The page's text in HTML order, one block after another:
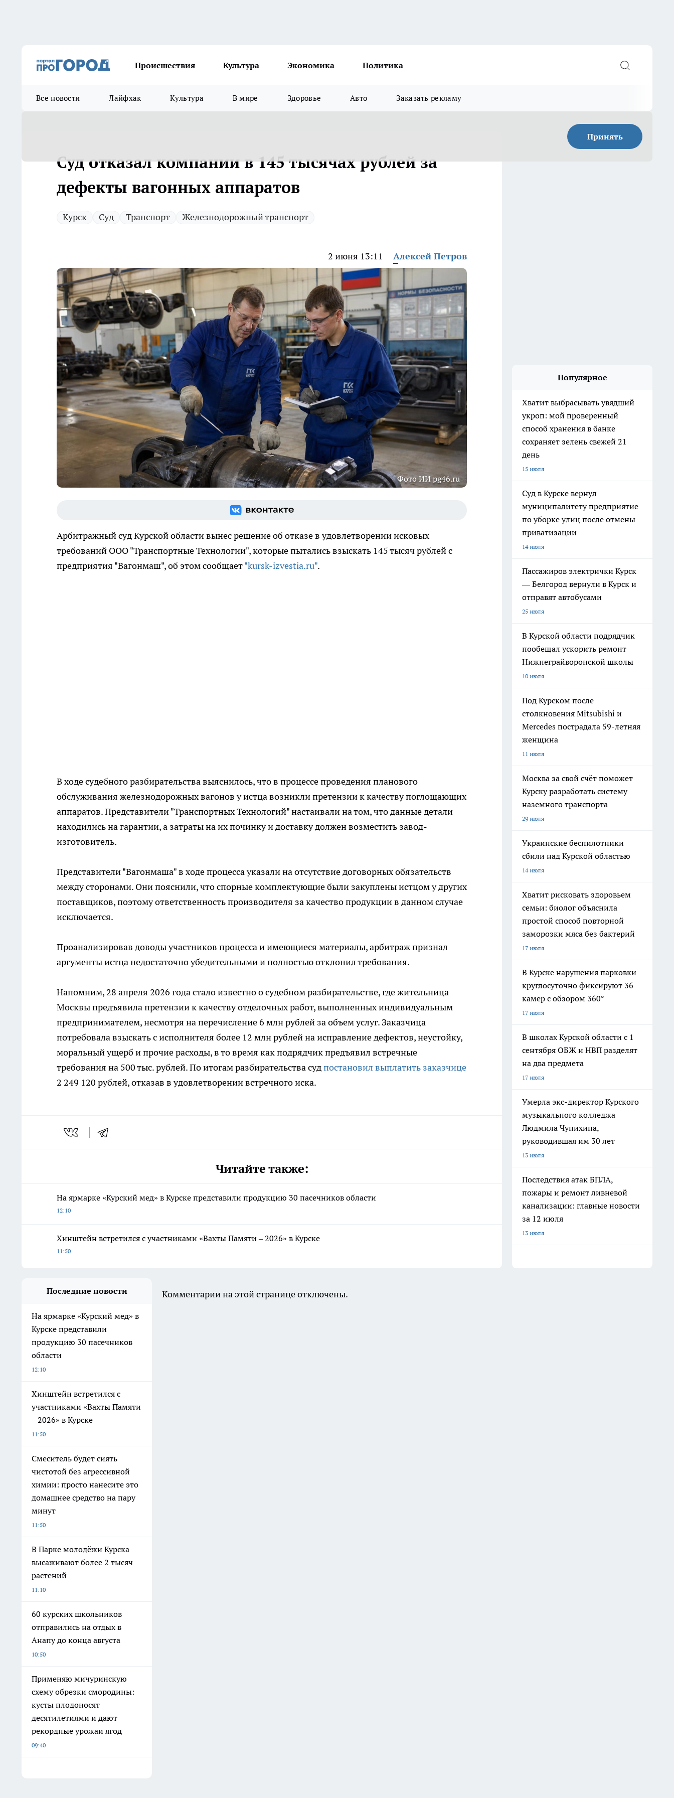
Происшествия Культура Экономика Политика
Все новости Лайфхак Культура В мире Здоровье Авто Заказать рекламу
Принять
Суд отказал компании в 145 тысячах рублей за
дефекты вагонных аппаратов
Курск Суд Транспорт Железнодорожный транспорт
2 июня 13:11 Алексей Петров
Фото ИИ pg46.ru
Арбитражный суд Курской области вынес решение об отказе в удовлетворении исковых
требований ООО "Транспортные Технологии", которые пытались взыскать 145 тысяч рублей с
предприятия "Вагонмаш", об этом сообщает"kursk-izvestia.ru".
В ходе судебного разбирательства выяснилось, что в процессе проведения планового
обслуживания железнодорожных вагонов у истца возникли претензии к качеству поглощающих
аппаратов. Представители "Транспортных Технологий" настаивали на том, что данные детали
находились на гарантии, а затраты на их починку и доставку должен возместить завод-
изготовитель.
Представители "Вагонмаша" в ходе процесса указали на отсутствие договорных обязательств
между сторонами. Они пояснили, что спорные комплектующие были закуплены истцом у других
поставщиков, поэтому ответственность производителя за качество продукции в данном случае
исключается.
Проанализировав доводы участников процесса и имеющиеся материалы, арбитраж признал
аргументы истца недостаточно убедительными и полностью отклонил требования.
Напомним, 28 апреля 2026 года стало известно о судебном разбирательстве, где жительница
Москвы предъявила претензии к качеству отделочных работ, выполненных индивидуальным
предпринимателем, несмотря на перечисление 6 млн рублей за объем услуг. Заказчица
потребовала взыскать с исполнителя более 12 млн рублей на исправление дефектов, неустойку,
моральный ущерб и прочие расходы, в то время как подрядчик предъявил встречные
требования на 500 тыс. рублей. По итогам разбирательства судпостановил выплатить заказчице
2 249 120 рублей, отказав в удовлетворении встречного иска.
Читайте также:
На ярмарке «Курский мед» в Курске представили продукцию 30 пасечников области
12:10
Хинштейн встретился с участниками «Вахты Памяти – 2026» в Курске
11:50
Популярное
Хватит выбрасывать увядший
укроп: мой проверенный
способ хранения в банке
сохраняет зелень свежей 21
день
15 июля
Суд в Курске вернул
муниципалитету предприятие
по уборке улиц после отмены
приватизации
14 июля
Пассажиров электрички Курск
— Белгород вернули в Курск и
отправят автобусами
25 июля
В Курской области подрядчик
пообещал ускорить ремонт
Нижнеграйворонской школы
10 июля
Под Курском после
столкновения Mitsubishi и
Mercedes пострадала 59-летняя
женщина
11 июля
Москва за свой счёт поможет
Курску разработать систему
наземного транспорта
29 июля
Украинские беспилотники
сбили над Курской областью
14 июля
Хватит рисковать здоровьем
семьи: биолог объяснила
простой способ повторной
заморозки мяса без бактерий
17 июля
В Курске нарушения парковки
круглосуточно фиксируют 36
камер с обзором 360°
17 июля
В школах Курской области с 1
сентября ОБЖ и НВП разделят
на два предмета
17 июля
Умерла экс-директор Курского
музыкального колледжа
Людмила Чунихина,
руководившая им 30 лет
13 июля
Последствия атак БПЛА,
пожары и ремонт ливневой
канализации: главные новости
за 12 июля
13 июля
Последние новости
На ярмарке «Курский мед» в
Курске представили
продукцию 30 пасечников
области
12:10
Хинштейн встретился с
участниками «Вахты Памяти
– 2026» в Курске
11:50
Смеситель будет сиять
чистотой без агрессивной
химии: просто нанесите это
домашнее средство на пару
минут
11:50
В Парке молодёжи Курска
высаживают более 2 тысяч
растений
11:10
60 курских школьников
отправились на отдых в
Анапу до конца августа
10:50
Применяю мичуринскую
схему обрезки смородины:
кусты плодоносят
десятилетиями и дают
рекордные урожаи ягод
09:40
Комментарии на этой странице отключены.